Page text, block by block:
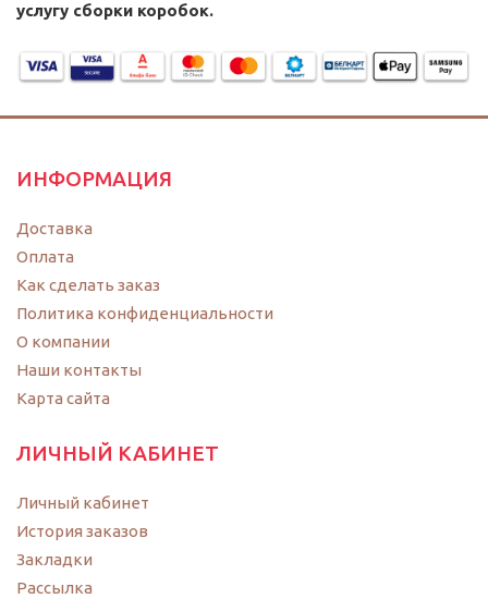
услугу сборки коробок.
ИНФОРМАЦИЯ
Доставка
Оплата
Как сделать заказ
Политика конфиденциальности
O компании
Наши контакты
Карта сайта
ЛИЧНЫЙ КАБИНЕТ
Личный кабинет
История заказов
Закладки
Рассылка